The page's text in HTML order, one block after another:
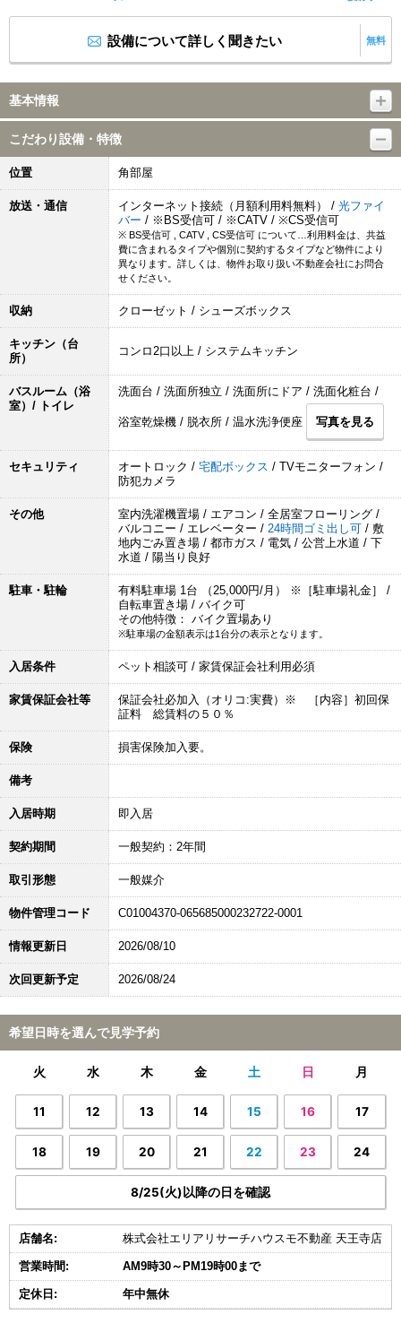
設備について詳しく聞きたい 無料
基本情報
こだわり設備・特徴
位置 角部屋
放送・通信 インターネット接続（月額利用料無料） / 光ファイ
バー / ※BS受信可 / ※CATV / ※CS受信可
※ BS受信可 , CATV , CS受信可 について…利用料金は、共益
費に含まれるタイプや個別に契約するタイプなど物件により
異なります。詳しくは、物件お取り扱い不動産会社にお問合
せください。
収納 クローゼット / シューズボックス
キッチン（台
所）
コンロ2口以上 / システムキッチン
バスルーム（浴
室）/ トイレ
洗面台 / 洗面所独立 / 洗面所にドア / 洗面化粧台 /
浴室乾燥機 / 脱衣所 / 温水洗浄便座 写真を見る
セキュリティ オートロック / 宅配ボックス / TVモニターフォン /
防犯カメラ
その他
室内洗濯機置場 / エアコン / 全居室フローリング /
バルコニー / エレベーター / 24時間ゴミ出し可 / 敷
地内ごみ置き場 / 都市ガス / 電気 / 公営上水道 / 下
水道 / 陽当り良好
駐車・駐輪
有料駐車場 1台 （25,000円/月） ※［駐車場礼金］ /
自転車置き場 / バイク可
その他特徴： バイク置場あり
※駐車場の金額表示は1台分の表示となります。
入居条件 ペット相談可 / 家賃保証会社利用必須
家賃保証会社等
保証会社必加入（オリコ:実費）※ ［内容］初回保
証料 総賃料の５０％
保険 損害保険加入要。
備考
入居時期 即入居
契約期間 一般契約：2年間
取引形態 一般媒介
物件管理コード C01004370-065685000232722-0001
情報更新日 2026/08/10
次回更新予定 2026/08/24
希望日時を選んで見学予約
火 水 木 金 土 日 月
11 12 13 14 15 16 17
18 19 20 21 22 23 24
8/25(火)以降の日を確認
店舗名: 株式会社エリアリサーチハウスモ不動産 天王寺店
営業時間: AM9時30～PM19時00まで
定休日: 年中無休